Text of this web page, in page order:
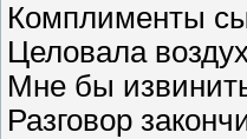
Комплименты
Целовала
Мне бы
Разговор